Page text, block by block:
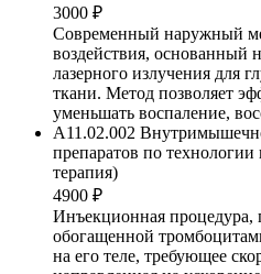
3000 ₽
Современный наружный
воздействия, основанный
лазерного излучения для
ткани. Метод позволяет
уменьшать воспаление,
A11.02.002
препаратов по
терапия)
4900 ₽
Инъекционная процедура,
обогащенной
на его теле, требующее